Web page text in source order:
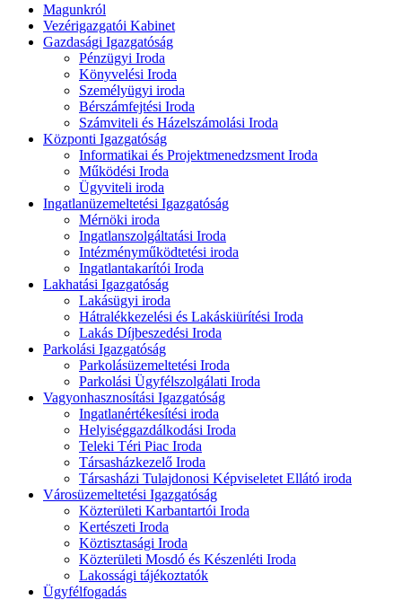
Magunkról
Vezérigazgatói Kabinet
Gazdasági Igazgatóság
Pénzügyi Iroda
Könyvelési Iroda
Személyügyi iroda
Bérszámfejtési Iroda
Számviteli és Házelszámolási Iroda
Központi Igazgatóság
Informatikai és Projektmenedzsment Iroda
Működési Iroda
Ügyviteli iroda
Ingatlanüzemeltetési Igazgatóság
Mérnöki iroda
Ingatlanszolgáltatási Iroda
Intézményműködtetési iroda
Ingatlantakarítói Iroda
Lakhatási Igazgatóság
Lakásügyi iroda
Hátralékkezelési és Lakáskiürítési Iroda
Lakás Díjbeszedési Iroda
Parkolási Igazgatóság
Parkolásüzemeltetési Iroda
Parkolási Ügyfélszolgálati Iroda
Vagyonhasznosítási Igazgatóság
Ingatlanértékesítési iroda
Helyiséggazdálkodási Iroda
Teleki Téri Piac Iroda
Társasházkezelő Iroda
Társasházi Tulajdonosi Képviseletet Ellátó iroda
Városüzemeltetési Igazgatóság
Közterületi Karbantartói Iroda
Kertészeti Iroda
Köztisztasági Iroda
Közterületi Mosdó és Készenléti Iroda
Lakossági tájékoztatók
Ügyfélfogadás